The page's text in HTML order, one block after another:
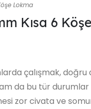
Lokma
Kısa 6
çalışmak,
da bu tür durumlar
zor civata ve